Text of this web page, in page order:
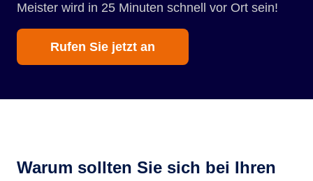
Meister wird in 25 Minuten schnell vor Ort sein!
Rufen Sie jetzt an
Warum sollten Sie sich bei Ihren